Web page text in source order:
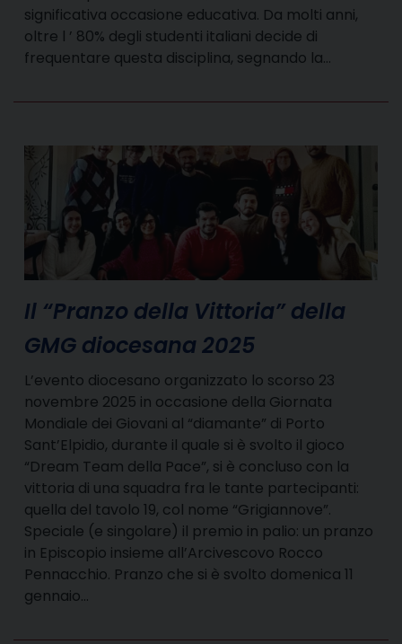
significativa occasione educativa. Da molti anni,
oltre l ’ 80% degli studenti italiani decide di
frequentare questa disciplina, segnando la…
Il “Pranzo della Vittoria” della
GMG diocesana 2025
L’evento diocesano organizzato lo scorso 23
novembre 2025 in occasione della Giornata
Mondiale dei Giovani al “diamante” di Porto
Sant’Elpidio, durante il quale si è svolto il gioco
“Dream Team della Pace”, si è concluso con la
vittoria di una squadra fra le tante partecipanti:
quella del tavolo 19, col nome “Grigiannove”.
Speciale (e singolare) il premio in palio: un pranzo
in Episcopio insieme all’Arcivescovo Rocco
Pennacchio. Pranzo che si è svolto domenica 11
gennaio…